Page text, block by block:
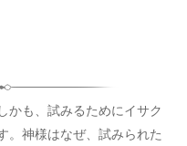
も、試みるためにイサク
。神様はなぜ、試みられた